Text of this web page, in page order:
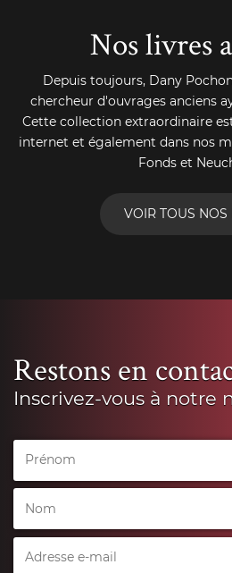
Nos livres
Depuis toujours, Dany
chercheur d'ouvrages anciens
Cette collection extraordinaire
internet et également dans nos
Fonds et
VOIR TOUS NOS
Restons en
Inscrivez-vous à notre